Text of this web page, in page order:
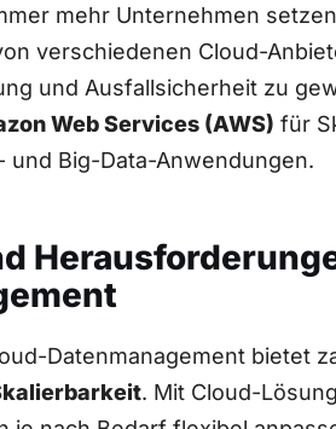
mehr Unternehmen
verschiedenen Cloud-
und Ausfallsicherheit zu
Web Services (AWS) für
und Big-Data-Anwendungen.
Datenmanagement bietet
. Mit Cloud-